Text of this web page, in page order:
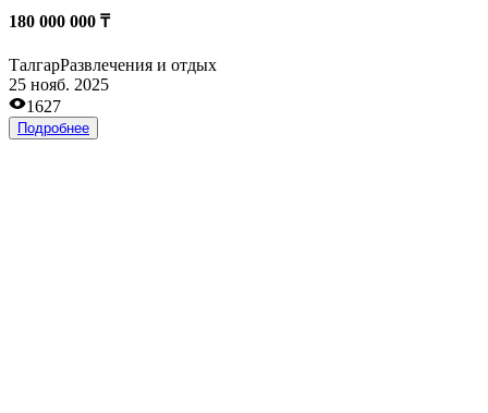
23 сент. 2025
916